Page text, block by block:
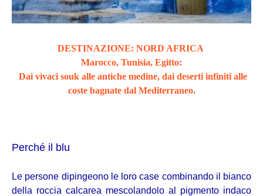
DESTINAZIONE: NORD AFRICA
Marocco, Tunisia, Egitto:
Dai vivaci souk alle antiche medine, dai deserti infiniti alle
coste bagnate dal Mediterraneo.
Perché il blu
Le persone dipingeono le loro case combinando il bianco
della roccia calcarea mescolandolo al pigmento indaco